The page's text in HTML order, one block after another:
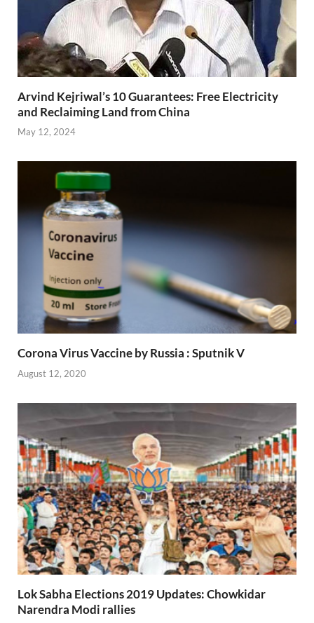
Arvind Kejriwal’s 10 Guarantees: Free Electricity
and Reclaiming Land from China
May 12, 2024
Corona Virus Vaccine by Russia : Sputnik V
August 12, 2020
Lok Sabha Elections 2019 Updates: Chowkidar
Narendra Modi rallies